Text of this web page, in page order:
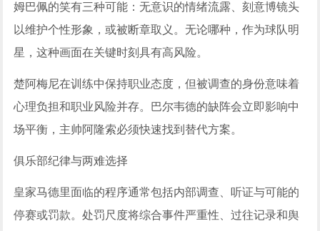
姆巴佩的笑有三种可能：无意识的情绪流露、刻意博镜头
以维护个性形象，或被断章取义。无论哪种，作为球队明
星，这种画面在关键时刻具有高风险。
楚阿梅尼在训练中保持职业态度，但被调查的身份意味着
心理负担和职业风险并存。巴尔韦德的缺阵会立即影响中
场平衡，主帅阿隆索必须快速找到替代方案。
俱乐部纪律与两难选择
皇家马德里面临的程序通常包括内部调查、听证与可能的
停赛或罚款。处罚尺度将综合事件严重性、过往记录和舆